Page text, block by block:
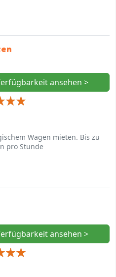
ansehen >
Wagen mieten. Bis zu
pro Stunde
ansehen >